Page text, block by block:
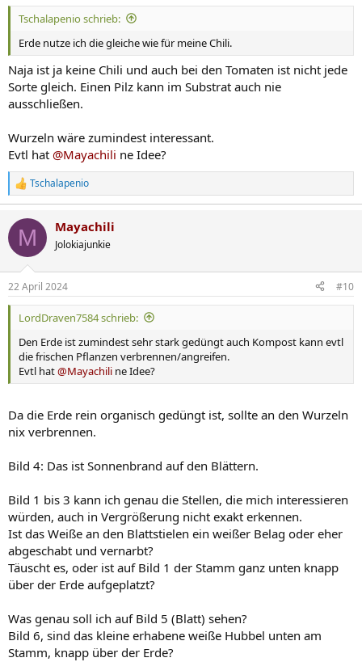
Tschalapenio schrieb:
Erde nutze ich die gleiche wie für meine Chili.
Naja ist ja keine Chili und auch bei den Tomaten ist nicht jede
Sorte gleich. Einen Pilz kann im Substrat auch nie
ausschließen.
Wurzeln wäre zumindest interessant.
Evtl hat @Mayachili ne Idee?
R
e
k
i
e
n
Tschalapenio
M Mayachili
Jolokiajunkie
22 April 2024 #10
LordDraven7584 schrieb:
Den Erde ist zumindest sehr stark gedüngt auch Kompost kann evtl
die frischen Pflanzen verbrennen/angreifen.
Evtl hat@Mayachili ne Idee?
Da die Erde rein organisch gedüngt ist, sollte an den Wurzeln
nix verbrennen.
Bild 4: Das ist Sonnenbrand auf den Blättern.
Bild 1 bis 3 kann ich genau die Stellen, die mich interessieren
würden, auch in Vergrößerung nicht exakt erkennen.
Ist das Weiße an den Blattstielen ein weißer Belag oder eher
abgeschabt und vernarbt?
Täuscht es, oder ist auf Bild 1 der Stamm ganz unten knapp
über der Erde aufgeplatzt?
Was genau soll ich auf Bild 5 (Blatt) sehen?
Bild 6, sind das kleine erhabene weiße Hubbel unten am
Stamm, knapp über der Erde?